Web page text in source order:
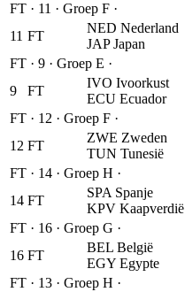
FT · 11 · Groep F ·
11 FT
NED Nederland
JAP Japan
FT · 9 · Groep E ·
9
FT
IVO Ivoorkust
ECU Ecuador
FT · 12 · Groep F ·
12 FT
ZWE Zweden
TUN Tunesië
FT · 14 · Groep H ·
14 FT
SPA Spanje
KPV Kaapverdië
FT · 16 · Groep G ·
16 FT
BEL België
EGY Egypte
FT · 13 · Groep H ·